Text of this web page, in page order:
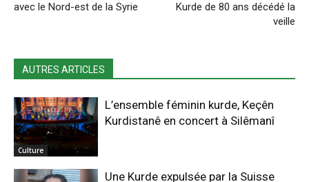
avec le Nord-est de la Syrie
Kurde de 80 ans décédé la
veille
AUTRES ARTICLES
Culture
L’ensemble féminin kurde, Keçên
Kurdistanê en concert à Silêmanî
Une Kurde expulsée par la Suisse